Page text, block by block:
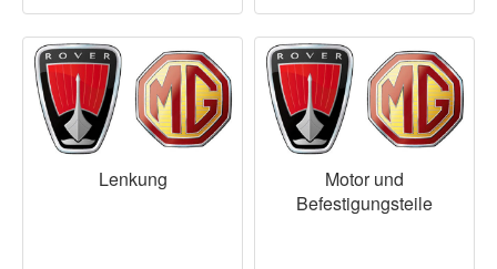
Lenkung
Motor und
Befestigungsteile